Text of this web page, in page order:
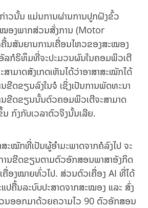
າວນັ້ນ ແມ່ນການຜ່ານການປູກຝັງຂົ້ວ
ໝອງພາກສ່ວນສັ່ງການ (Motor
ນສັນຍານການເຄື່ອນໄຫວຂອງສະໝອງ
ລກໍຣິທຶມທີ່ຈະປະມວນຜົນໃນຄອມພິວເຕີ
າມາດສັງເກດເຫັນໄດ້ວ່າອາສາສະໝັກໄດ້
ຂີດຂຽນລົງໃນຈໍ ເຊິ່ງເປັນການພັດທະນາ
ນຂີດຂຽນນັ້ນຕົວຄອມພິວເຕີຈະສາມາດ
ກົງກັບເວລາຕົວຈິງນັ້ນເລີຍ.
ະໝັກທີ່ເປັນຜູ້ອຳມະພາດຈາກຄໍລົງໄປ ຈະ
ການຂີດຂຽນຕາມຕົວອັກສອນພາສາອັງກິດ
ອງໝາຍທົ່ວໄປ. ສ່ວນຕົວເຄື່ອງ AI ທີ່ໄດ້
ແປຄື້ນລະບົບປະສາດຈາກສະໝອງ ແລະ ສົ່ງ
ນອອກມາດ້ວຍຄວາມໄວ 90 ຕົວອັກສອນ